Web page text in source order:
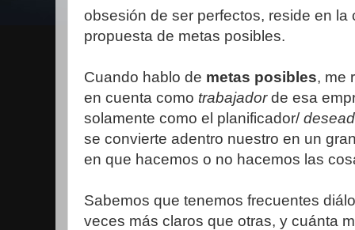
obsesión de ser perfectos, reside en la
propuesta de metas posibles.
Cuando hablo de metas posibles, me
en cuenta como trabajadorde esa
solamente como el planificador/
se convierte adentro nuestro en un
en que hacemos o no hacemos las
Sabemos que tenemos frecuentes
veces más claros que otras, y cuánta